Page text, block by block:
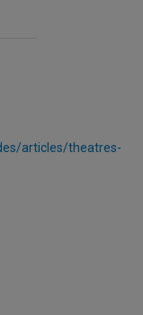
articles/theatres-